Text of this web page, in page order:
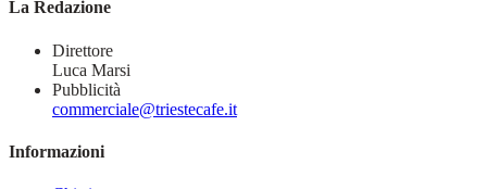
La Redazione
Direttore
Luca Marsi
Pubblicità
commerciale@triestecafe.it
Informazioni